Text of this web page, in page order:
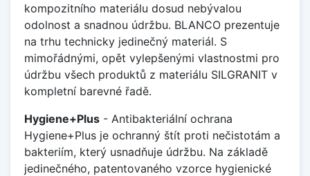
kompozitního materiálu dosud nebývalou
odolnost a snadnou údržbu. BLANCO prezentuje
na trhu technicky jedinečný materiál. S
mimořádnými, opět vylepšenými vlastnostmi pro
údržbu všech produktů z materiálu SILGRANIT v
kompletní barevné řadě.
Hygiene+Plus - Antibakteriální ochrana
Hygiene+Plus je ochranný štít proti nečistotám a
bakteriím, který usnadňuje údržbu. Na základě
jedinečného, patentovaného vzorce hygienické